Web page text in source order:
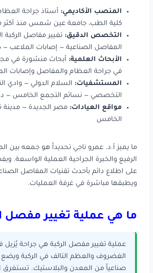
المنصب الأكاديمي: أستاذ جراحة
كلية الطب، جامعة عين شمس منذ أكثر من 25
التخصص الدقيق: تغيير مفاصل الركبة
المفاصل الصناعية — إصابات الملاعب
الأبحاث العلمية: أبحاث منشورة في
في جراحة العظام والمفاصل وإصابات
المستشفيات: السلام الدولي — وادي
التخصصي — نسائم التجمع الخامس —
مواقع العيادات: مصر الجديدة — مدينة
الخامس
ما يميز أ.د. عمرو ناجي تحديداً هو جمعه بين
الرفيع والخبرة الجراحية العملية الواسعة.
على اطلاع دائم بأحدث تقنيات المفاصل
ويطبقها مباشرة في غرفة العمليات.
ما هي عملية تغيير مفصل
عملية تغيير مفصل الركبة هي جراحة يُزيل
الغضروف والعظم التالف في الركبة
صناعياً من المعدن والبلاستيك. تستغرق